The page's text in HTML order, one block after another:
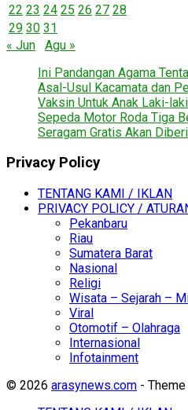
22 23 24 25 26 27 28
29 30 31
« Jun
Agu »
Ini Pandangan Agama
Asal-Usul Kacamata dan
Vaksin Untuk Anak Laki-
Sepeda Motor Roda Tiga
Seragam Gratis Akan
Privacy Policy
TENTANG KAMI / IKLAN
PRIVACY POLICY /
Pekanbaru
Riau
Sumatera Barat
Nasional
Religi
Wisata – Sejarah –
Viral
Otomotif – Olahraga
Internasional
Infotainment
© 2026 arasynews.com -